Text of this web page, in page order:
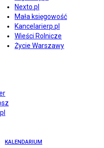
Nexto.pl
Mała księgowość
Kancelarierp.pl
Wieści Rolnicze
Życie Warszawy
KALENDARIUM